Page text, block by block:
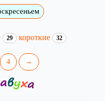
29 короткие 32
4 →